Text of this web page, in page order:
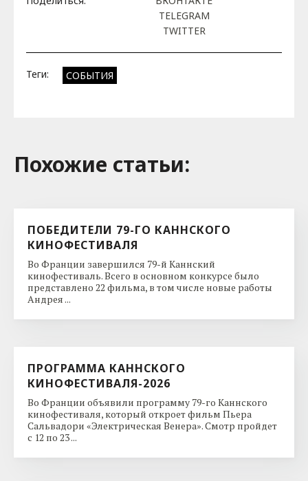
TELEGRAM
TWITTER
Теги: СОБЫТИЯ
Похожие cтатьи:
ПОБЕДИТЕЛИ 79-ГО КАННСКОГО
КИНОФЕСТИВАЛЯ
Во Франции завершился 79-й Каннский
кинофестиваль. Всего в основном конкурсе было
представлено 22 фильма, в том числе новые работы
Андрея ...
ПРОГРАММА КАННСКОГО
КИНОФЕСТИВАЛЯ-2026
Во Франции объявили программу 79-го Каннского
кинофестиваля, который откроет фильм Пьера
Сальвадори «Электрическая Венера». Смотр пройдет
с 12 по 23 ...